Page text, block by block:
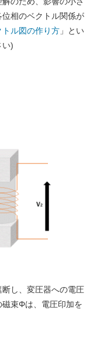
相のベクトル関係が
ル図の作り方 」とい
い)
断し、変圧器への電圧
磁束Φは、電圧印加を